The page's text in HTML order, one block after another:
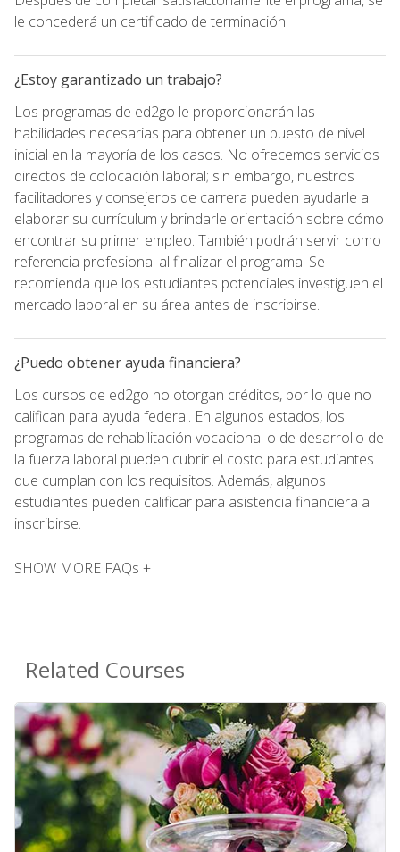
le concederá un certificado de terminación.
¿Estoy garantizado un trabajo?
Los programas de ed2go le proporcionarán las
habilidades necesarias para obtener un puesto de nivel
inicial en la mayoría de los casos. No ofrecemos servicios
directos de colocación laboral; sin embargo, nuestros
facilitadores y consejeros de carrera pueden ayudarle a
elaborar su currículum y brindarle orientación sobre cómo
encontrar su primer empleo. También podrán servir como
referencia profesional al finalizar el programa. Se
recomienda que los estudiantes potenciales investiguen el
mercado laboral en su área antes de inscribirse.
¿Puedo obtener ayuda financiera?
Los cursos de ed2go no otorgan créditos, por lo que no
califican para ayuda federal. En algunos estados, los
programas de rehabilitación vocacional o de desarrollo de
la fuerza laboral pueden cubrir el costo para estudiantes
que cumplan con los requisitos. Además, algunos
estudiantes pueden calificar para asistencia financiera al
inscribirse.
SHOW MORE FAQs +
Related Courses